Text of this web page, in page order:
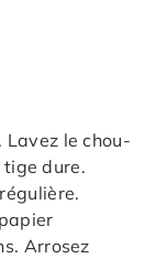
Lavez le chou-
dure.
Arrosez